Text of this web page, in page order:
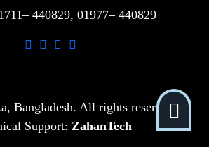
আ.লীগ ও বিএনপির বিরুদ্ধে সমানভাবে
ঢাবিতে মাথায় কাঁঠাল পড়ে মালির মৃত্যু
440829, 01977– 440829
Bangladesh. All rights reserved.
Support: ZahanTech